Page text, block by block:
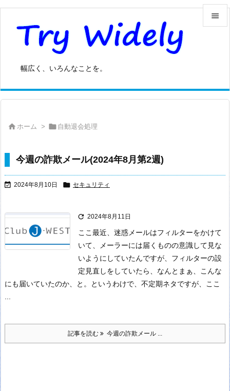
幅広く、いろんなことを。


前へ
 ホーム >  自動退会処理
今週の詐欺メール(2024年8月第2週)
 2024年8月10日  セキュリティ
 2024年8月11日
ここ最近、迷惑メールはフィルターをかけて
いて、メーラーには届くものの意識して見な
いようにしていたんですが、フィルターの設
定見直しをしていたら、なんとまぁ、こんな
にも届いていたのか、と。
というわけで、不定期ネタですが、ここ
記事を読む 今週の詐欺メール ...